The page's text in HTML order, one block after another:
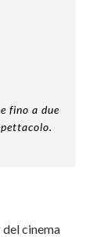
fino a due
cinema